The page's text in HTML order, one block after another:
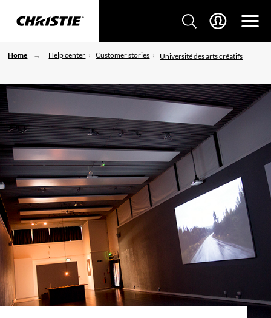
Home Help center Customer stories Université des arts créatifs